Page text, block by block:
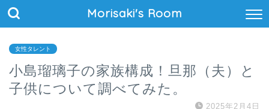
Morisaki's Room
女性タレント
小島瑠璃子の家族構成！旦那（夫）と
子供について調べてみた。
2025年2月4日